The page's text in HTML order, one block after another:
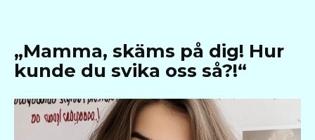
„Mamma, skäms på dig! Hur
kunde du svika oss så?!“